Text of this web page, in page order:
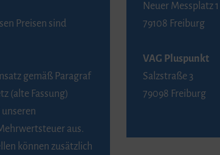
Preisen sind
gemäß Paragraf
(alte Fassung)
aus.
können zusätzlich
Neuer Messplatz 1
79108 Freiburg
VAG Pluspunkt
Salzstraße 3
79098 Freiburg